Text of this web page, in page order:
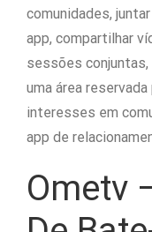
comunidades,
app, compartilhar
sessões conjuntas,
uma área
interesses em
app de
Ometv